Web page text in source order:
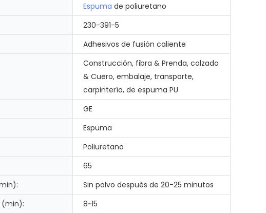
Espuma de poliuretano
230-391-5
Adhesivos de fusión caliente
Construcción, fibra & Prenda, calzado
& Cuero, embalaje, transporte,
carpintería, de espuma PU
GE
Espuma
Poliuretano
65
Sin polvo después de 20-25 minutos
(min):
8~15